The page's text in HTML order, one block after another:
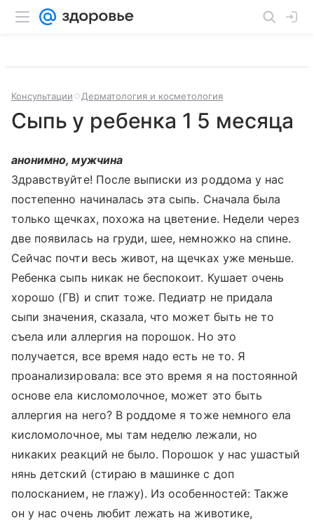
Консультации Дерматология и косметология
Сыпь у ребенка 1 5 месяца
анонимно, мужчина
Здравствуйте! После выписки из роддома у нас
постепенно начиналась эта сыпь. Сначала была
только щечках, похожа на цветение. Недели через
две появилась на груди, шее, немножко на спине.
Сейчас почти весь живот, на щечках уже меньше.
Ребенка сыпь никак не беспокоит. Кушает очень
хорошо (ГВ) и спит тоже. Педиатр не придала
сыпи значения, сказала, что может быть не то
съела или аллергия на порошок. Но это
получается, все время надо есть не то. Я
проанализировала: все это время я на постоянной
основе ела кисломолочное, может это быть
аллергия на него? В роддоме я тоже немного ела
кисломолочное, мы там неделю лежали, но
никаких реакций не было. Порошок у нас ушастый
нянь детский (стираю в машинке с доп
полосканием, не глажу). Из особенностей: Также
он у нас очень любит лежать на животике,